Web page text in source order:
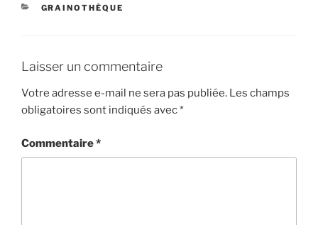
CATÉGORIES
GRAINOTHÈQUE
Laisser un commentaire
Votre adresse e-mail ne sera pas publiée. Les champs
obligatoires sont indiqués avec*
Commentaire*